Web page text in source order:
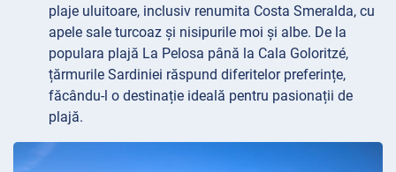
plaje uluitoare, inclusiv renumita Costa Smeralda, cu
apele sale turcoaz și nisipurile moi și albe. De la
populara plajă La Pelosa până la Cala Goloritzé,
țărmurile Sardiniei răspund diferitelor preferințe,
făcându-l o destinație ideală pentru pasionații de
plajă.